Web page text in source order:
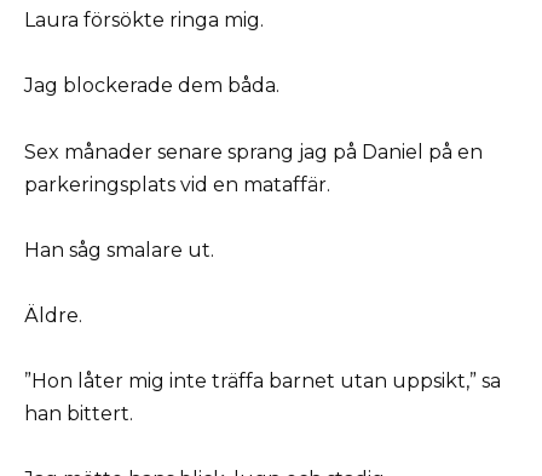
Laura försökte ringa mig.
Jag blockerade dem båda.
Sex månader senare sprang jag på Daniel på en
parkeringsplats vid en mataffär.
Han såg smalare ut.
Äldre.
”Hon låter mig inte träffa barnet utan uppsikt,” sa
han bittert.